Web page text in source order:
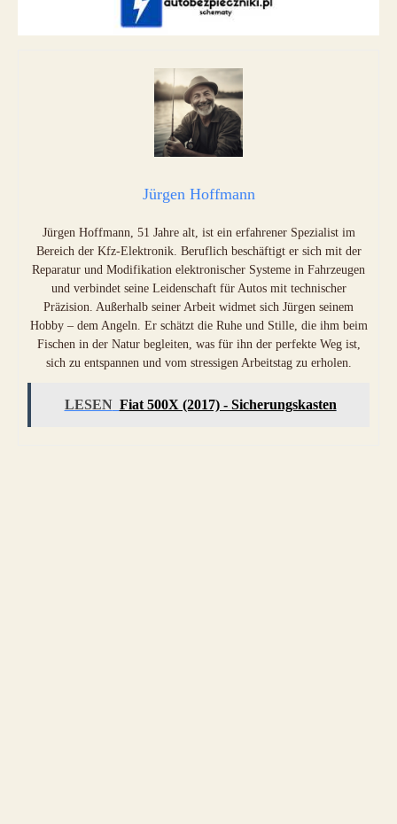
Jürgen Hoffmann
Jürgen Hoffmann, 51 Jahre alt, ist ein erfahrener Spezialist im
Bereich der Kfz-Elektronik. Beruflich beschäftigt er sich mit der
Reparatur und Modifikation elektronischer Systeme in Fahrzeugen
und verbindet seine Leidenschaft für Autos mit technischer
Präzision. Außerhalb seiner Arbeit widmet sich Jürgen seinem
Hobby – dem Angeln. Er schätzt die Ruhe und Stille, die ihm beim
Fischen in der Natur begleiten, was für ihn der perfekte Weg ist,
sich zu entspannen und vom stressigen Arbeitstag zu erholen.
LESEN Fiat 500X (2017) - Sicherungskasten